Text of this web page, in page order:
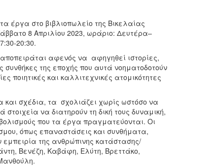
έργα στο βιβλιοπωλείο της Βικελαίας
8 Απριλίου 2023, ωράριο: Δευτέρα–
20:30.
αφενός να αφηγηθεί ιστορίες,
της εποχής που αυτά νοηματοδοτούν
ποιητικές και καλλιτεχνικές ατομικότητες
και σχέδια, τα σχολιάζει χωρίς ωστόσο να
να διατηρούν τη δική τους δυναμική,
που τα έργα πραγματεύονται. Οι
όπως επαναστάσεις και συνθήματα,
της ανθρώπινης κατάστασης/
Βενέζη, Καβάφη, Ελύτη, Βρεττάκο,